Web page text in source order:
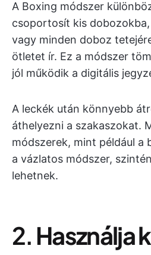
A Boxing módszer
csoportosít kis
vagy minden doboz
ötletet ír. Ez a módszer
jól működik a digitális
A leckék után könnyebb
áthelyezni a szakaszokat.
módszerek, mint például a
a vázlatos módszer,
lehetnek.
2.Használja